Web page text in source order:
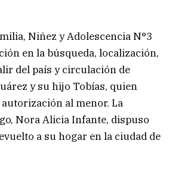
Niñez y Adolescencia N°3
en la búsqueda, localización,
del país y circulación de
y su hijo Tobías, quien
al menor. La
Nora Alicia Infante, dispuso
a su hogar en la ciudad de